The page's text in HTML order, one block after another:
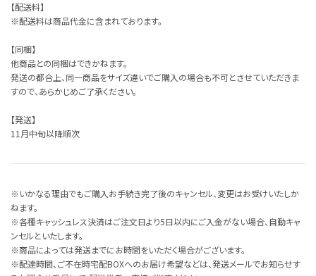
【配送料】
※配送料は商品代金に含まれております。
【同梱】
他商品との同梱はできかねます。
発送の都合上、同一商品をサイズ違いでご購入の場合も不可とさせていただきま
すので、あらかじめご了承ください。
【発送】
11月中旬以降順次
※いかなる理由でもご購入お手続き完了後のキャンセル、変更はお受けいたしか
ねます。
※各種キャッシュレス決済はご注文日より5日以内にご入金がない場合、自動キャ
ンセルといたします。
※商品によっては発送までにお時間をいただく場合がございます。
※配達時間、ご不在時宅配BOXへのお届け希望などは、発送メールでお知らせす